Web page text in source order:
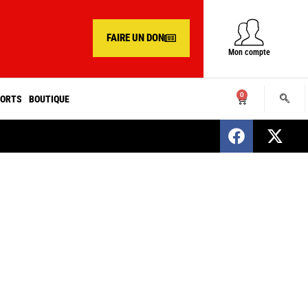
FAIRE UN DON
Mon compte
BOUTIQUE 0
SENEGAL : Nomination d’un nouveau